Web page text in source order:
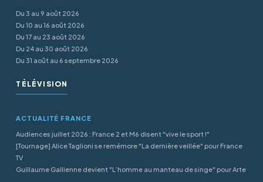
Du 3 au 9 août 2026
Du 10 au 16 août 2026
Du 17 au 23 août 2026
Du 24 au 30 août 2026
Du 31 août au 6 septembre 2026
TÉLÉVISION
ACTUALITÉ FRANCE
Audiences juillet 2026 : France 2 et M6 disent "vive le sport !"
[Tournage] Alice Taglioni se remémore "La dernière veillée" pour France
TV
Guillaume Gallienne devient "L’homme au manteau de singe" pour Arte